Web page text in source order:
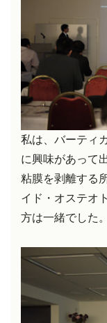
私は、バーティ
に興味があって
粘膜を剥離する
イド・オステオ
方は一緒でした。